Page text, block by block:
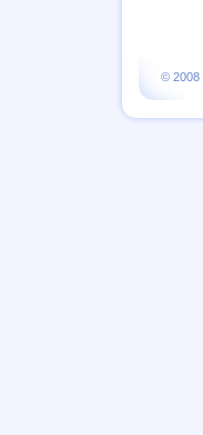
© 2008